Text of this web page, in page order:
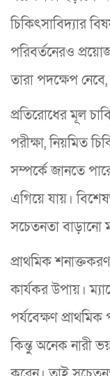
চিকিৎসাবিদ্যার
পরিবর্তনেরও
তারা পদক্ষেপ
প্রতিরোধের মূল
পরীক্ষা, নিয়মিত
সম্পর্কে জানতে
এগিয়ে যায়।
সচেতনতা বাড়ানো
প্রাথমিক
কার্যকর উপায়।
পর্যবেক্ষণ
কিন্তু অনেক নারী